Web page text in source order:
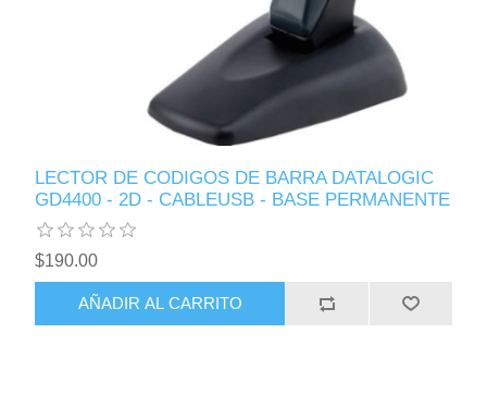
LECTOR DE CODIGOS DE BARRA DATALOGIC
GD4400 - 2D - CABLEUSB - BASE PERMANENTE
$190.00
AÑADIR AL CARRITO